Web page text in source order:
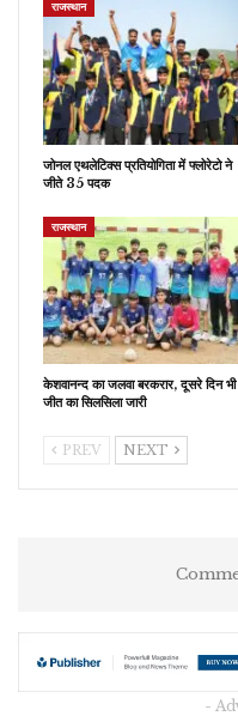
राजस्थान
जोनल एथलेटिक्स प्रतियोगिता में फ्लोरेटो ने
जीते 35 पदक
राजस्थान
केशवानन्द का जलवा बरकरार, दूसरे दिन भी
जीत का सिलसिला जारी
PREV NEXT
-